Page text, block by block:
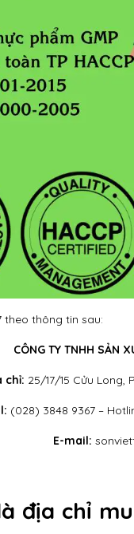
theo thông tin sau:
CÔNG TY TNHH SẢN
chỉ: 25/17/15 Cửu Long,
(028) 3848 9367 –
E-mail:
địa chỉ